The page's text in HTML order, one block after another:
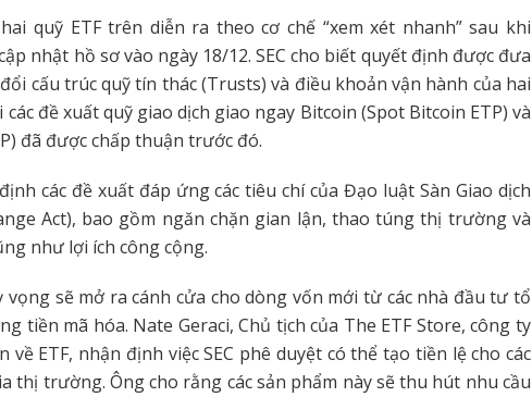
quỹ ETF trên diễn ra theo cơ chế “xem xét nhanh” sau khi
nhật hồ sơ vào ngày 18/12. SEC cho biết quyết định được đưa
cấu trúc quỹ tín thác (Trusts) và điều khoản vận hành của hai
đề xuất quỹ giao dịch giao ngay Bitcoin (Spot Bitcoin ETP) và
đã được chấp thuận trước đó.
các đề xuất đáp ứng các tiêu chí của Đạo luật Sàn Giao dịch
Act), bao gồm ngăn chặn gian lận, thao túng thị trường và
như lợi ích công cộng.
sẽ mở ra cánh cửa cho dòng vốn mới từ các nhà đầu tư tổ
tiền mã hóa. Nate Geraci, Chủ tịch của The ETF Store, công ty
ETF, nhận định việc SEC phê duyệt có thể tạo tiền lệ cho các
thị trường. Ông cho rằng các sản phẩm này sẽ thu hút nhu cầu